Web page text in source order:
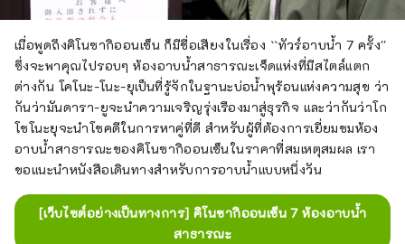
เมื่อพูดถึงคิโนซากิออนเซ็น ก็มีชื่อเสียงในเรื่อง ``ทัวร์อาบน้ำ 7 ครั้ง''
ซึ่งจะพาคุณไปรอบๆ ห้องอาบน้ำสาธารณะเจ็ดแห่งที่มีสไตล์แตก
ต่างกัน โคโนะ-โนะ-ยุเป็นที่รู้จักในฐานะบ่อน้ำพุร้อนแห่งความสุข ว่า
กันว่ามันดารา-ยูจะนำความเจริญรุ่งเรืองมาสู่ธุรกิจ และว่ากันว่าโก
โชโนะยุจะนำโชคดีในการหาคู่ที่ดี สำหรับผู้ที่ต้องการเยี่ยมชมห้อง
อาบน้ำสาธารณะของคิโนซากิออนเซ็นในราคาที่สมเหตุสมผล เรา
ขอแนะนำหนังสือเดินทางสำหรับการอาบน้ำแบบหนึ่งวัน
[เว็บไซต์อย่างเป็นทางการ] คิโนซากิออนเซ็น 7 ห้องอาบน้ำ
สาธารณะ